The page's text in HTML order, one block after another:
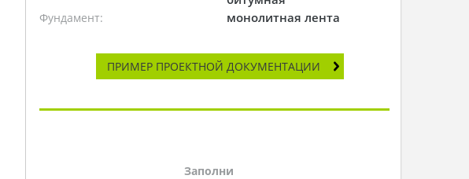
Фундамент: монолитная лента
ПРИМЕР ПРОЕКТНОЙ ДОКУМЕНТАЦИИ
Заполни